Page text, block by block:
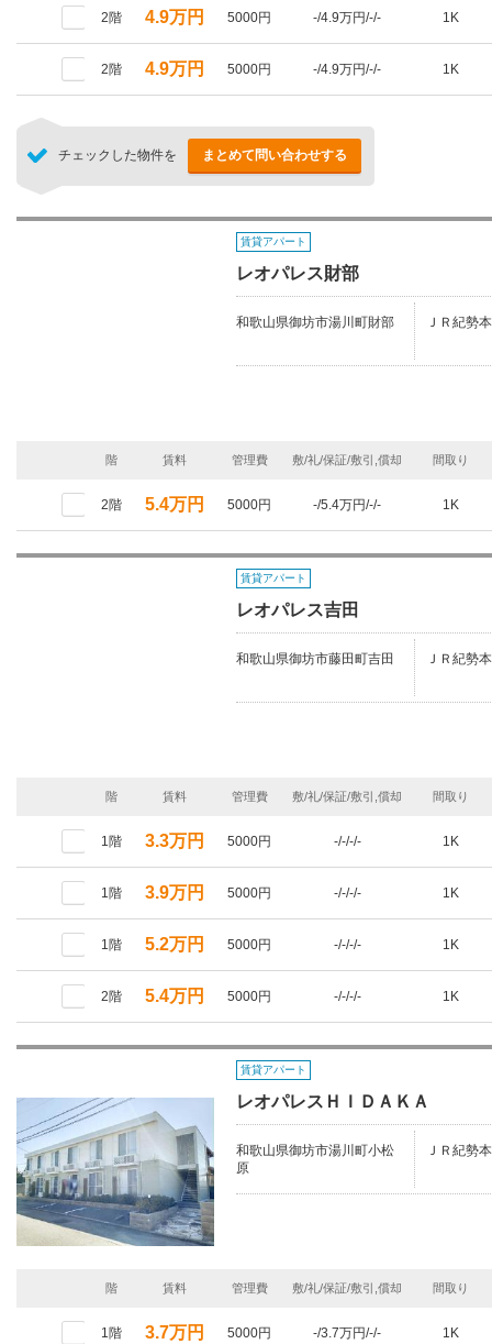
2階 4.9万円 5000円 -/4.9万円/-/- 1K
2階 4.9万円 5000円 -/4.9万円/-/- 1K
チェックした物件を まとめて問い合わせする
賃貸アパート
レオパレス財部
和歌山県御坊市湯川町財部 ＪＲ紀勢
階 賃料 管理費 敷/礼/保証/敷引,償却 間取り
2階 5.4万円 5000円 -/5.4万円/-/- 1K
賃貸アパート
レオパレス吉田
和歌山県御坊市藤田町吉田 ＪＲ紀勢
階 賃料 管理費 敷/礼/保証/敷引,償却 間取り
1階 3.3万円 5000円 -/-/-/- 1K
1階 3.9万円 5000円 -/-/-/- 1K
1階 5.2万円 5000円 -/-/-/- 1K
2階 5.4万円 5000円 -/-/-/- 1K
賃貸アパート
レオパレスＨＩＤＡＫＡ
和歌山県御坊市湯川町小松
原
ＪＲ紀勢
階 賃料 管理費 敷/礼/保証/敷引,償却 間取り
1階 3.7万円 5000円 -/3.7万円/-/- 1K